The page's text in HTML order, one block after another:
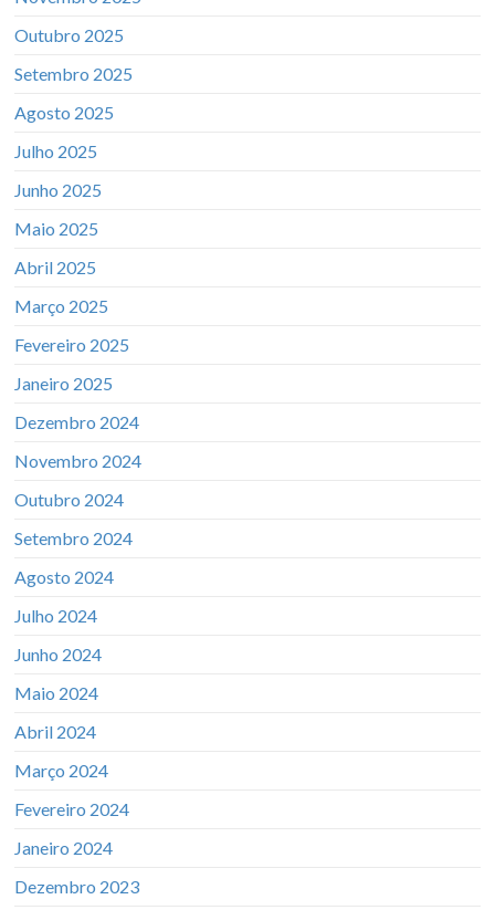
Outubro 2025
Setembro 2025
Agosto 2025
Julho 2025
Junho 2025
Maio 2025
Abril 2025
Março 2025
Fevereiro 2025
Janeiro 2025
Dezembro 2024
Novembro 2024
Outubro 2024
Setembro 2024
Agosto 2024
Julho 2024
Junho 2024
Maio 2024
Abril 2024
Março 2024
Fevereiro 2024
Janeiro 2024
Dezembro 2023